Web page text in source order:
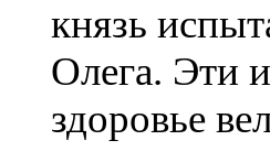
князь
Олега. Эти
здоровье